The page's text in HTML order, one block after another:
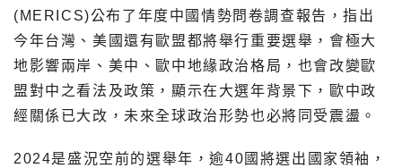
(MERICS)公布了年度中國情勢問卷調查報告，指出
今年台灣、美國還有歐盟都將舉行重要選舉，會極大
地影響兩岸、美中、歐中地緣政治格局，也會改變歐
盟對中之看法及政策，顯示在大選年背景下，歐中政
經關係已大改，未來全球政治形勢也必將同受震盪。
2024是盛況空前的選舉年，逾40國將選出國家領袖，